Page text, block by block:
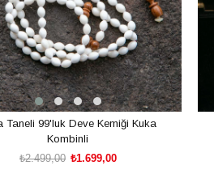
Taneli 99'luk Deve Kemiği Kuka
Kombinli
₺1.699,00
₺2.499,00